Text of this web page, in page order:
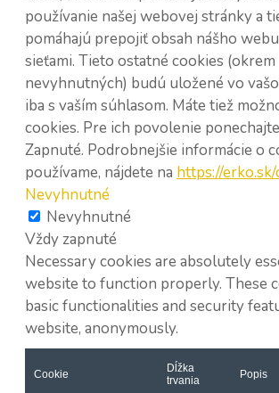
používanie našej webovej stránky a
pomáhajú prepojiť obsah nášho
sieťami. Tieto ostatné cookies (okrem
nevyhnutných) budú uložené vo
iba s vaším súhlasom. Máte tiež
cookies. Pre ich povolenie
Zapnuté. Podrobnejšie informácie o
používame, nájdete na https://
Nevyhnutné
Nevyhnutné
Vždy zapnuté
Necessary cookies are absolutely
website to function properly. These
basic functionalities and security
website, anonymously.
Cookie
Dĺžka
trvania
Popis